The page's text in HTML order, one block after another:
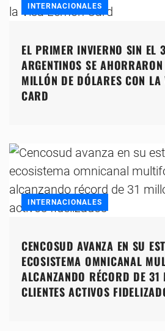
INTERNACIONALES
EL PRIMER INVIERNO SIN EL
ARGENTINOS SE
MILLÓN DE DÓLARES CON LA
CARD
INTERNACIONALES
CENCOSUD AVANZA EN SU
ECOSISTEMA OMNICANAL
ALCANZANDO RÉCORD DE 31
CLIENTES ACTIVOS